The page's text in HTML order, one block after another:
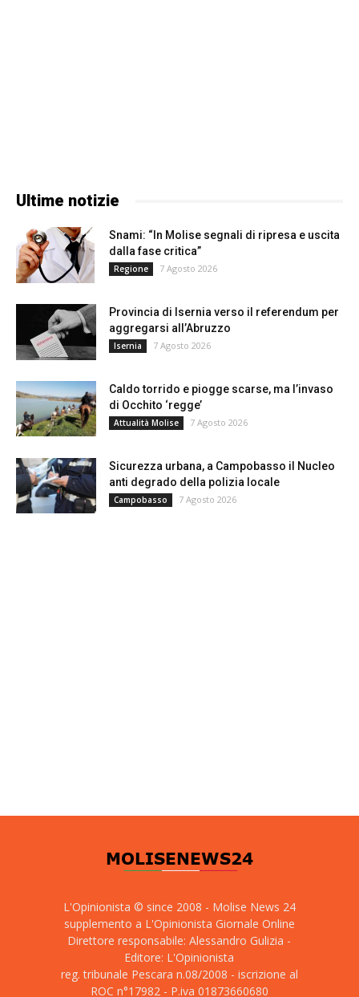
Ultime notizie
Snami: “In Molise segnali di ripresa e uscita
dalla fase critica”
Regione 7 Agosto 2026
Provincia di Isernia verso il referendum per
aggregarsi all’Abruzzo
Isernia 7 Agosto 2026
Caldo torrido e piogge scarse, ma l’invaso
di Occhito ‘regge’
Attualità Molise 7 Agosto 2026
Sicurezza urbana, a Campobasso il Nucleo
anti degrado della polizia locale
Campobasso 7 Agosto 2026
L'Opinionista © since 2008 - Molise News 24
supplemento a L'Opinionista Giornale Online
Direttore responsabile: Alessandro Gulizia -
Editore: L'Opinionista
reg. tribunale Pescara n.08/2008 - iscrizione al
ROC n°17982 - P.iva 01873660680